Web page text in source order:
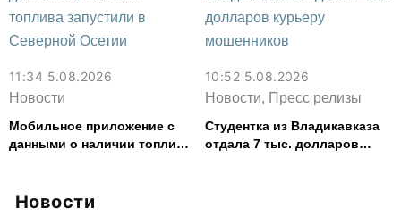
Новости
11:34 5.08.2026
Новости
Мобильное приложение с
данными о наличии топлива
10:52 5.08.2026
Новости, Пресс релизы
Студентка из Владикавказа
отдала 7 тыс. долларов